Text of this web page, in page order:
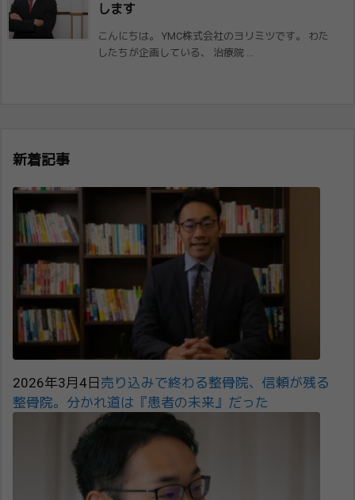
します
こんにちは。 YMC株式会社のヨリミツです。 わた
したちが企画している、 治療院 ...
新着記事
2026年3月4日 売り込みで終わる整骨院、信頼が残る
整骨院。分かれ道は『患者の未来』だった